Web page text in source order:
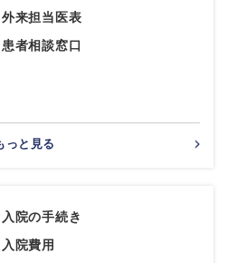
外来担当医表
患者相談窓口
っと見る
入院の手続き
入院費用